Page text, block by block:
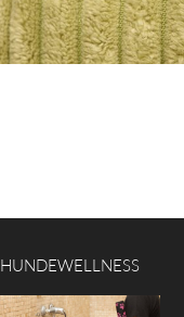
HUNDEWELLNESS